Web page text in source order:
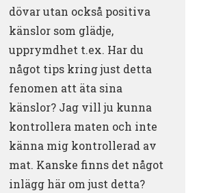
dövar utan också positiva
känslor som glädje,
upprymdhet t.ex. Har du
något tips kring just detta
fenomen att äta sina
känslor? Jag vill ju kunna
kontrollera maten och inte
känna mig kontrollerad av
mat. Kanske finns det något
inlägg här om just detta?